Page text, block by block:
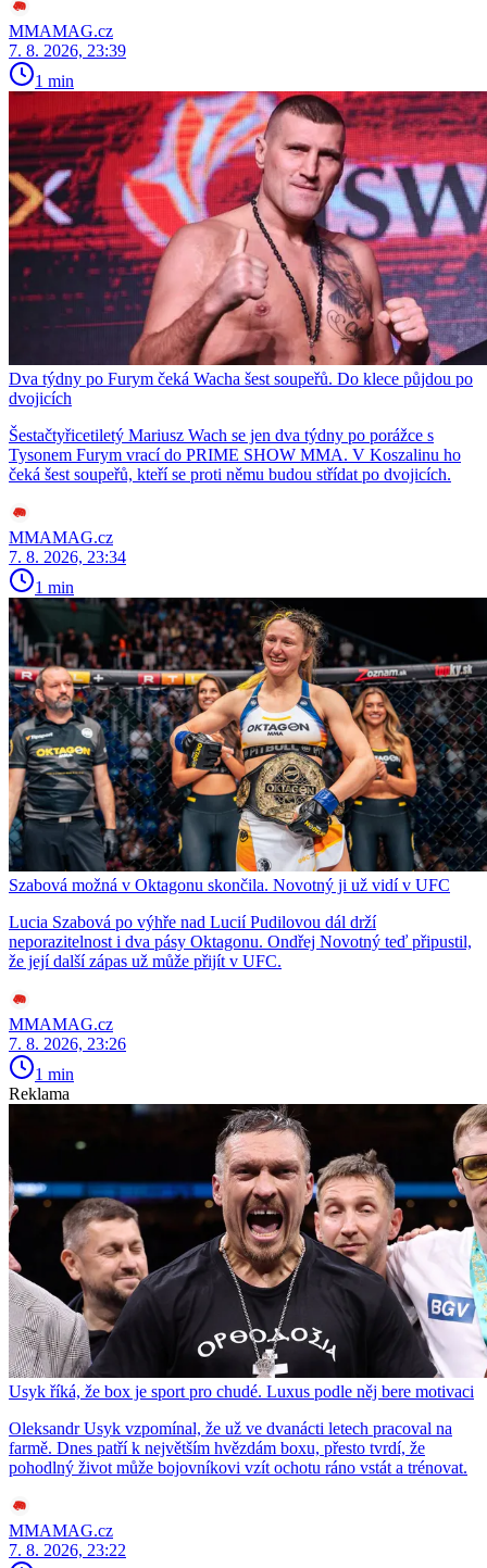
MMAMAG.cz
7. 8. 2026, 23:39
1 min
Dva týdny po Furym čeká Wacha šest soupeřů. Do klece půjdou po
dvojicích
Šestačtyřicetiletý Mariusz Wach se jen dva týdny po porážce s
Tysonem Furym vrací do PRIME SHOW MMA. V Koszalinu ho
čeká šest soupeřů, kteří se proti němu budou střídat po dvojicích.
MMAMAG.cz
7. 8. 2026, 23:34
1 min
Szabová možná v Oktagonu skončila. Novotný ji už vidí v UFC
Lucia Szabová po výhře nad Lucií Pudilovou dál drží
neporazitelnost i dva pásy Oktagonu. Ondřej Novotný teď připustil,
že její další zápas už může přijít v UFC.
MMAMAG.cz
7. 8. 2026, 23:26
1 min
Reklama
Usyk říká, že box je sport pro chudé. Luxus podle něj bere motivaci
Oleksandr Usyk vzpomínal, že už ve dvanácti letech pracoval na
farmě. Dnes patří k největším hvězdám boxu, přesto tvrdí, že
pohodlný život může bojovníkovi vzít ochotu ráno vstát a trénovat.
MMAMAG.cz
7. 8. 2026, 23:22